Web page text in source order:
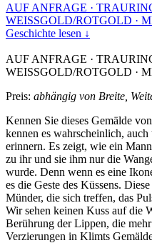
AUF ANFRAGE ·
WEISSGOLD/ROTGOLD ·
Geschichte lesen ↓
AUF ANFRAGE ·
WEISSGOLD/ROTGOLD ·
Preis: abhängig von Breite,
Kennen Sie dieses Gemälde
kennen es wahrscheinlich,
erinnern. Es zeigt, wie ein
zu ihr und sie ihm nur die
wurde. Denn wenn es eine
es die Geste des Küssens.
Münder, die sich treffen, das
Wir sehen keinen Kuss auf die
Berührung der Lippen, die
Verzierungen in Klimts